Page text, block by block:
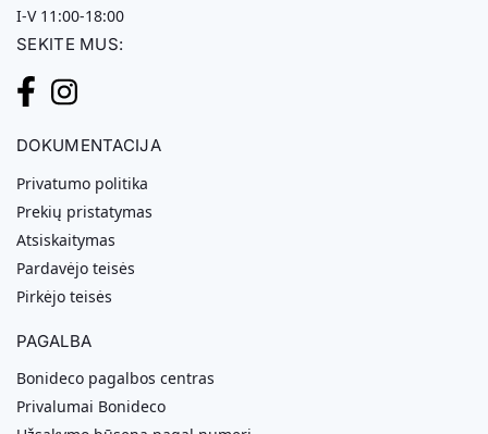
I-V 11:00-18:00
SEKITE MUS:
DOKUMENTACIJA
Privatumo politika
Prekių pristatymas
Atsiskaitymas
Pardavėjo teisės
Pirkėjo teisės
PAGALBA
Bonideco pagalbos centras
Privalumai Bonideco